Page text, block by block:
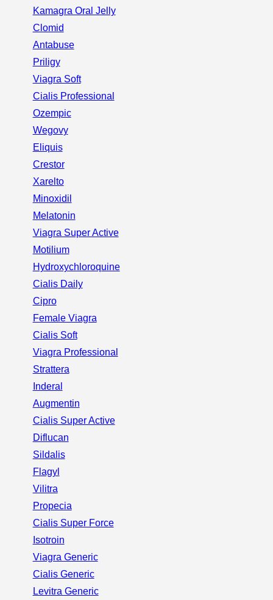
Kamagra Oral Jelly
Clomid
Antabuse
Priligy
Viagra Soft
Cialis Professional
Ozempic
Wegovy
Eliquis
Crestor
Xarelto
Minoxidil
Melatonin
Viagra Super Active
Motilium
Hydroxychloroquine
Cialis Daily
Cipro
Female Viagra
Cialis Soft
Viagra Professional
Strattera
Inderal
Augmentin
Cialis Super Active
Diflucan
Sildalis
Flagyl
Vilitra
Propecia
Cialis Super Force
Isotroin
Viagra Generic
Cialis Generic
Levitra Generic